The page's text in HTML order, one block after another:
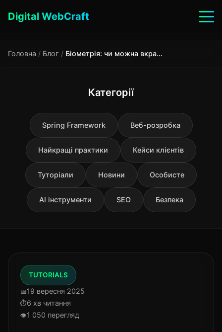
Digital WebCraft
Головна / Блог / Біометрія: чи можна вкрасти ваш відбиток пальця онлайн?
Категорії
Spring Framework Веб-розробка
Найкращі практики Кейси клієнтів
Туторіали Новини Особисте
AI інструменти SEO Безпека
TUTORIALS
19 вересня 2025
6 хв читання
1 050 перегляд